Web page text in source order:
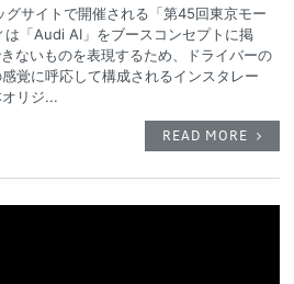
サイトで開催される「第45回東京モー
は「Audi AI」をブースコンセプトに掲
ないものを表現するため、ドライバーの
覚に呼応して構成されるインスタレー
リジ...
READ MORE